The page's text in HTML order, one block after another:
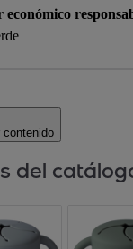
económico
contenido
del